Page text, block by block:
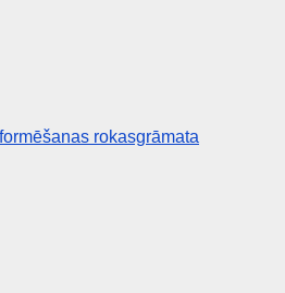
rokasgrāmata